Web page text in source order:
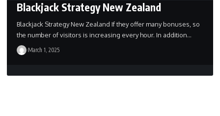
Blackjack Strategy New Zealand
Blackjack Strategy New Zealand If they offer many bonuses, so
the number of visitors is increasing every hour. In addition…
March 1, 2025